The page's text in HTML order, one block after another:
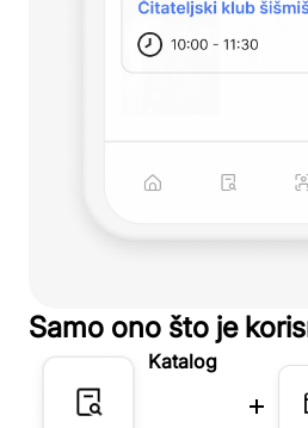
Samo ono što je
Katalog